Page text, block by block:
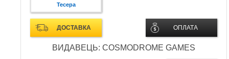
Тесера
ДОСТАВКА ОПЛАТА
ВИДАВЕЦЬ: COSMODROME GAMES